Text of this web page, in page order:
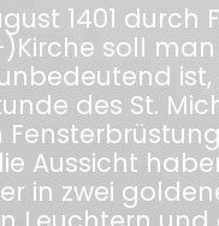
1401
soll
des St.
Aussicht
in zwei